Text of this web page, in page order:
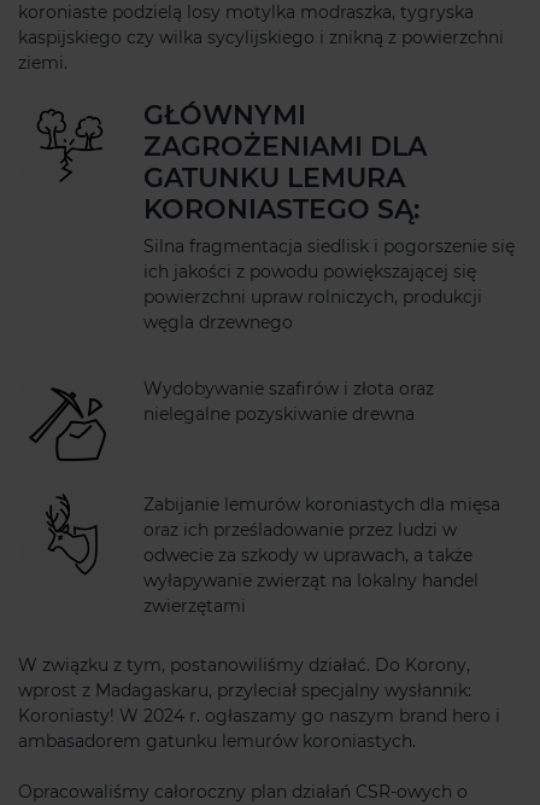
koroniaste podzielą losy motylka modraszka, tygryska
kaspijskiego czy wilka sycylijskiego i znikną z powierzchni
ziemi.
GŁÓWNYMI
ZAGROŻENIAMI DLA
GATUNKU LEMURA
KORONIASTEGO SĄ:
Silna fragmentacja siedlisk i pogorszenie się
ich jakości z powodu powiększającej się
powierzchni upraw rolniczych, produkcji
węgla drzewnego
Wydobywanie szafirów i złota oraz
nielegalne pozyskiwanie drewna
Zabijanie lemurów koroniastych dla mięsa
oraz ich prześladowanie przez ludzi w
odwecie za szkody w uprawach, a także
wyłapywanie zwierząt na lokalny handel
zwierzętami
W związku z tym, postanowiliśmy działać. Do Korony,
wprost z Madagaskaru, przyleciał specjalny wysłannik:
Koroniasty! W 2024 r. ogłaszamy go naszym brand hero i
ambasadorem gatunku lemurów koroniastych.
Opracowaliśmy całoroczny plan działań CSR-owych o